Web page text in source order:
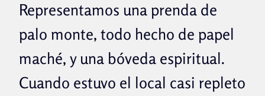
Representamos una prenda de
palo monte, todo hecho de papel
maché, y una bóveda espiritual.
Cuando estuvo el local casi repleto